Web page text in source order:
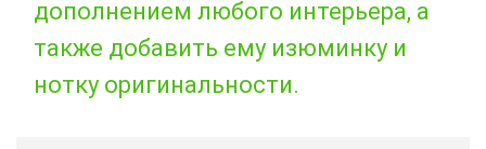
дополнением любого интерьера, а
также добавить ему изюминку и
нотку оригинальности.